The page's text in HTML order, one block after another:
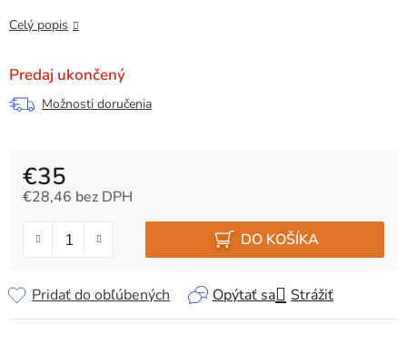
Celý popis
Predaj ukončený
Možnosti doručenia
€35
€28,46 bez DPH
DO KOŠÍKA
Opýtať sa Strážiť
Pridať do obľúbených